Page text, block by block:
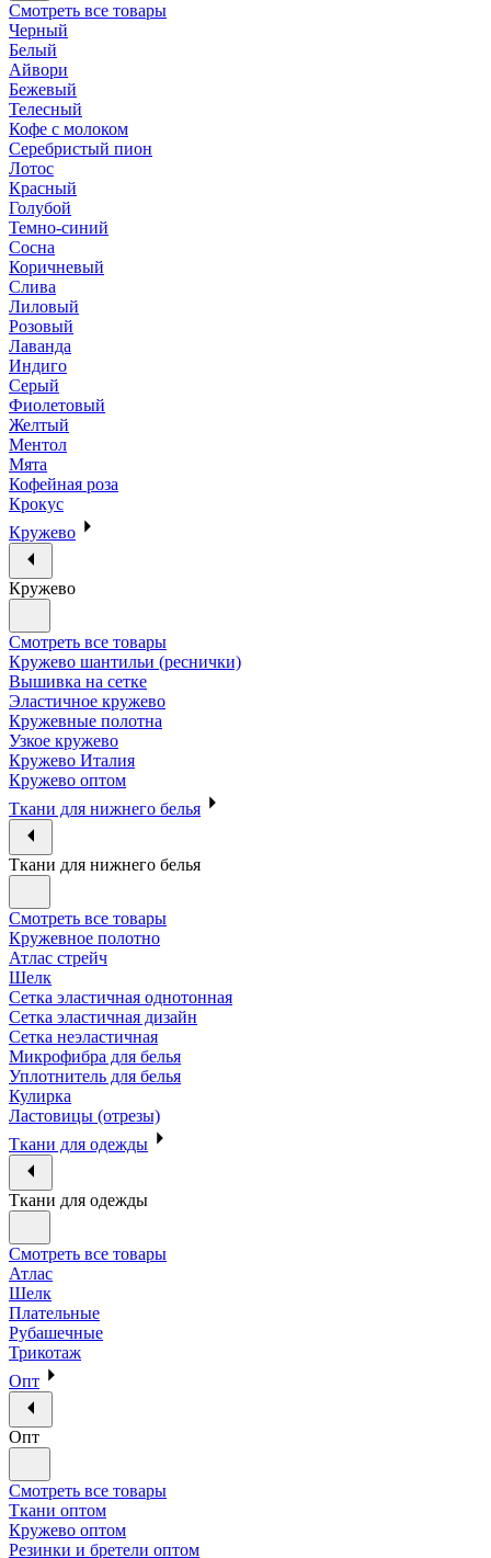
Смотреть все товары
Черный
Белый
Айвори
Бежевый
Телесный
Кофе с молоком
Серебристый пион
Лотос
Красный
Голубой
Темно-синий
Сосна
Коричневый
Слива
Лиловый
Розовый
Лаванда
Индиго
Серый
Фиолетовый
Желтый
Ментол
Мята
Кофейная роза
Крокус
Кружево
Кружево
Смотреть все товары
Кружево шантильи (реснички)
Вышивка на сетке
Эластичное кружево
Кружевные полотна
Узкое кружево
Кружево Италия
Кружево оптом
Ткани для нижнего белья
Ткани для нижнего белья
Смотреть все товары
Кружевное полотно
Атлас стрейч
Шелк
Сетка эластичная однотонная
Сетка эластичная дизайн
Сетка неэластичная
Микрофибра для белья
Уплотнитель для белья
Кулирка
Ластовицы (отрезы)
Ткани для одежды
Ткани для одежды
Смотреть все товары
Атлас
Шелк
Плательные
Рубашечные
Трикотаж
Опт
Опт
Смотреть все товары
Ткани оптом
Кружево оптом
Резинки и бретели оптом